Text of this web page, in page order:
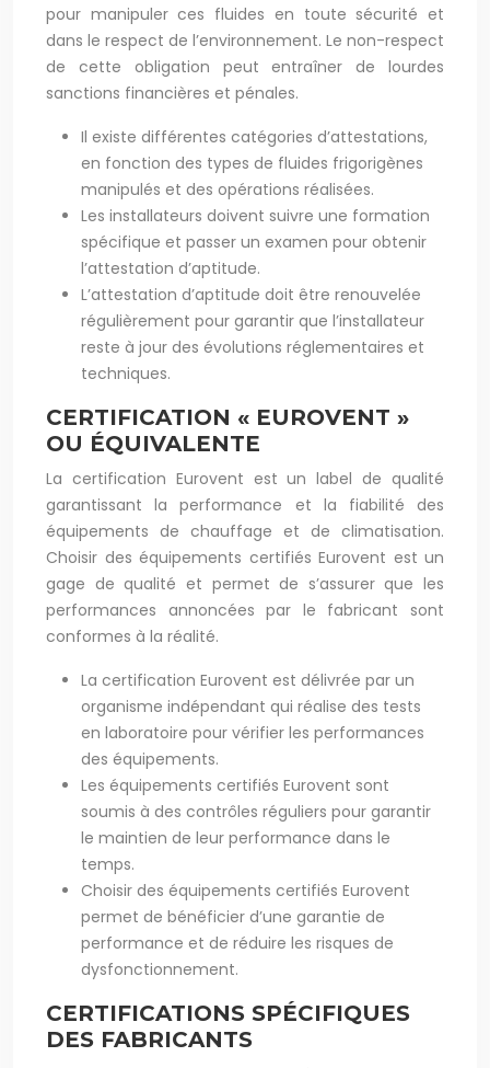
pour manipuler ces fluides en toute sécurité et
dans le respect de l’environnement. Le non-respect
de cette obligation peut entraîner de lourdes
sanctions financières et pénales.
Il existe différentes catégories d’attestations,
en fonction des types de fluides frigorigènes
manipulés et des opérations réalisées.
Les installateurs doivent suivre une formation
spécifique et passer un examen pour obtenir
l’attestation d’aptitude.
L’attestation d’aptitude doit être renouvelée
régulièrement pour garantir que l’installateur
reste à jour des évolutions réglementaires et
techniques.
CERTIFICATION « EUROVENT »
OU ÉQUIVALENTE
La certification Eurovent est un label de qualité
garantissant la performance et la fiabilité des
équipements de chauffage et de climatisation.
Choisir des équipements certifiés Eurovent est un
gage de qualité et permet de s’assurer que les
performances annoncées par le fabricant sont
conformes à la réalité.
La certification Eurovent est délivrée par un
organisme indépendant qui réalise des tests
en laboratoire pour vérifier les performances
des équipements.
Les équipements certifiés Eurovent sont
soumis à des contrôles réguliers pour garantir
le maintien de leur performance dans le
temps.
Choisir des équipements certifiés Eurovent
permet de bénéficier d’une garantie de
performance et de réduire les risques de
dysfonctionnement.
CERTIFICATIONS SPÉCIFIQUES
DES FABRICANTS